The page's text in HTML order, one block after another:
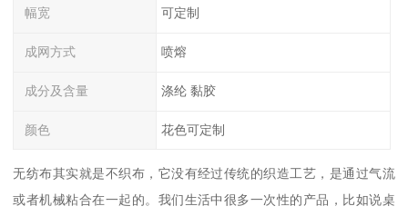
幅宽 可定制
成网方式 喷熔
成分及含量 涤纶 黏胶
颜色 花色可定制
无纺布其实就是不织布，它没有经过传统的织造工艺，是通过气流
或者机械粘合在一起的。我们生活中很多一次性的产品，比如说桌